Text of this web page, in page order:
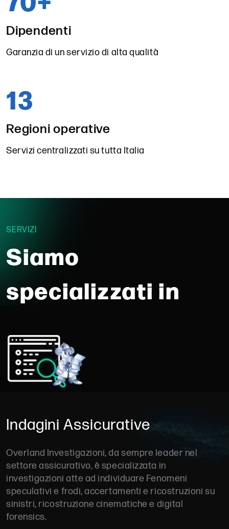
Dipendenti
Garanzia di un servizio di alta qualità
13
Regioni operative
Servizi centralizzati su tutta Italia
SERVIZI
Siamo
specializzati in
Indagini Assicurative
Overland Investigazioni, da sempre leader nel
settore assicurativo, è specializzata in
investigazioni atte ad individuare Fenomeni
speculativi e frodi, accertamenti e ricostruzioni su
sinistri, ricostruzione cinematiche e digital
forensics.